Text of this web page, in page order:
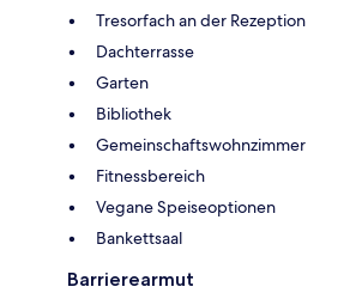
Tresorfach an der Rezeption
Dachterrasse
Garten
Bibliothek
Gemeinschaftswohnzimmer
Fitnessbereich
Vegane Speiseoptionen
Bankettsaal
Barrierearmut